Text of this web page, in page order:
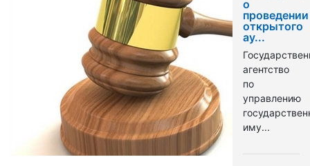
о
проведении
открытого
ау...
агентство
по
управлению
иму...